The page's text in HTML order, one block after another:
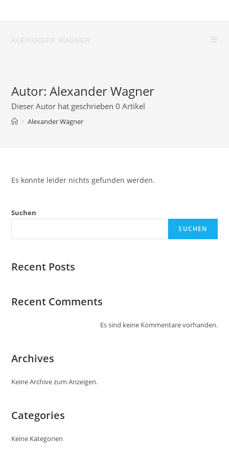
ALEXANDER WAGNER
Autor:Alexander Wagner
Dieser Autor hat geschrieben 0 Artikel
> Alexander Wagner
Es konnte leider nichts gefunden werden.
Suchen
SUCHEN
Recent Posts
Recent Comments
Es sind keine Kommentare vorhanden.
Archives
Keine Archive zum Anzeigen.
Categories
Keine Kategorien